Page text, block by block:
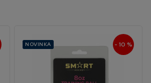
NOVINKA - 10 %